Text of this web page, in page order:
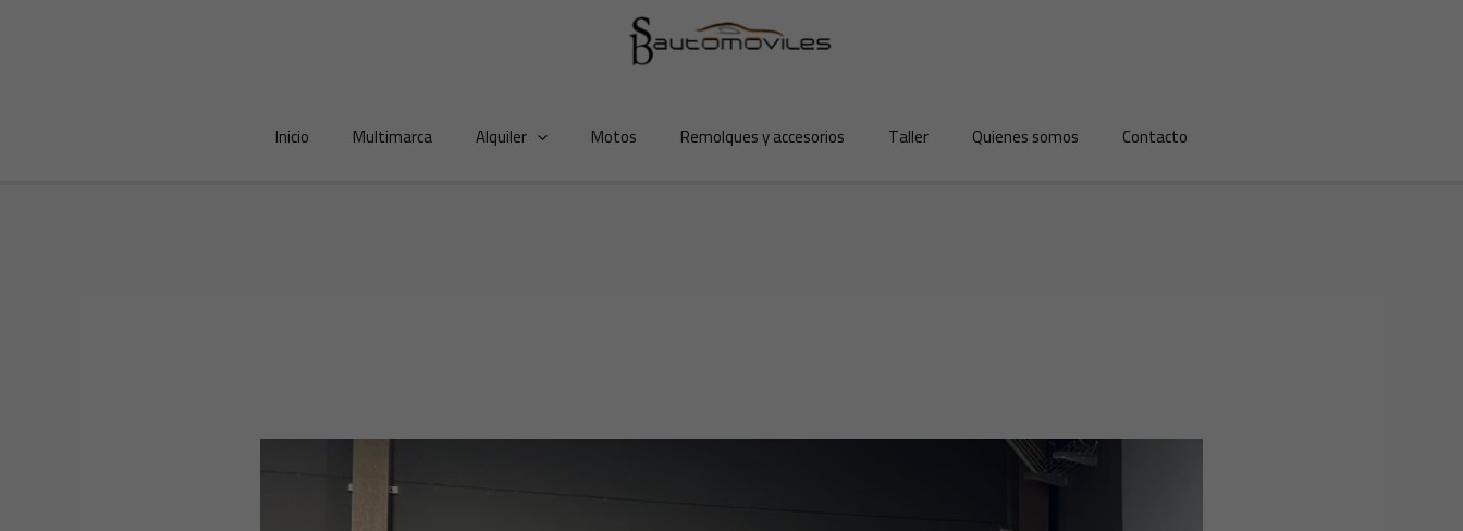
Inicio Multimarca Alquiler Motos Remolques y accesorios Taller Quienes somos Contacto